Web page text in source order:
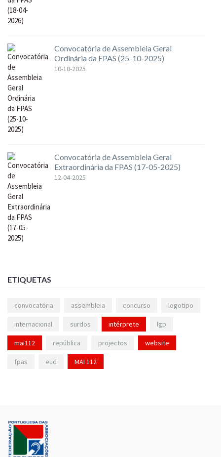
Convocatória de Assembleia Geral
Ordinária da FPAS (25-10-2025)
10-10-2025
Convocatória de Assembleia Geral
Extraordinária da FPAS (17-05-2025)
12-04-2025
ETIQUETAS
convocatória assembleia concurso logotipo
internacional surdos intérprete lgp
mai112 república projectos website
fpas eud MAI 112